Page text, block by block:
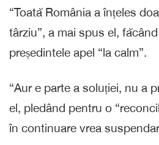
“Toată România a înțeles
târziu”, a mai spus el,
președintele apel “la calm”.
“Aur e parte a soluției, nu a
el, pledând pentru o
în continuare vrea